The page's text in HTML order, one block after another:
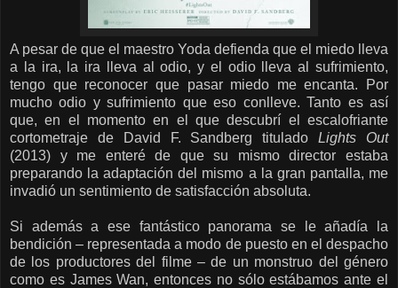
A pesar de que el maestro Yoda defienda que el miedo lleva
a la ira, la ira lleva al odio, y el odio lleva al sufrimiento,
tengo que reconocer que pasar miedo me encanta. Por
mucho odio y sufrimiento que eso conlleve. Tanto es así
que, en el momento en el que descubrí el escalofriante
cortometraje de David F. Sandberg tituladoLights Out
(2013) y me enteré de que su mismo director estaba
preparando la adaptación del mismo a la gran pantalla, me
invadió un sentimiento de satisfacción absoluta.
Si además a ese fantástico panorama se le añadía la
bendición – representada a modo de puesto en el despacho
de los productores del filme – de un monstruo del género
como es James Wan, entonces no sólo estábamos ante el